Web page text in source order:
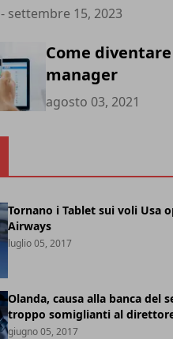
- settembre 15, 2023
Come
manager
agosto 03, 2021
Tornano i Tablet sui voli Usa
Airways
luglio 05, 2017
Olanda, causa alla banca del
troppo somiglianti al
giugno 05, 2017